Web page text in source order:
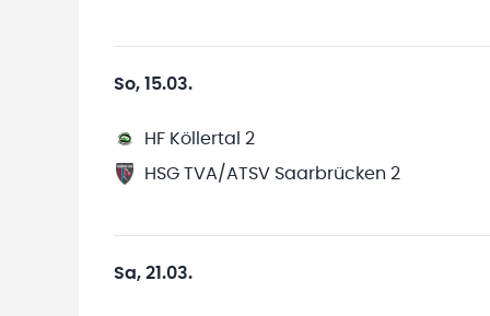
So, 15.03.
HF Köllertal 2
HSG TVA/ATSV Saarbrücken 2
Sa, 21.03.